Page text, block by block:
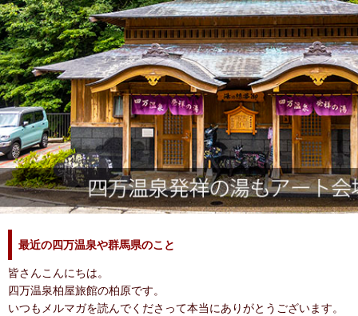
最近の四万温泉や群馬県のこと
皆さんこんにちは。
四万温泉柏屋旅館の柏原です。
いつもメルマガを読んでくださって本当にありがとうございます。